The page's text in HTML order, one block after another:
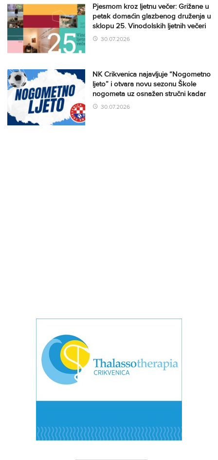
Pjesmom kroz ljetnu večer: Grižane u
petak domaćin glazbenog druženja u
sklopu 25. Vinodolskih ljetnih večeri
30.07.2026
NK Crikvenica najavljuje “Nogometno
ljeto” i otvara novu sezonu Škole
nogometa uz osnažen stručni kadar
30.07.2026